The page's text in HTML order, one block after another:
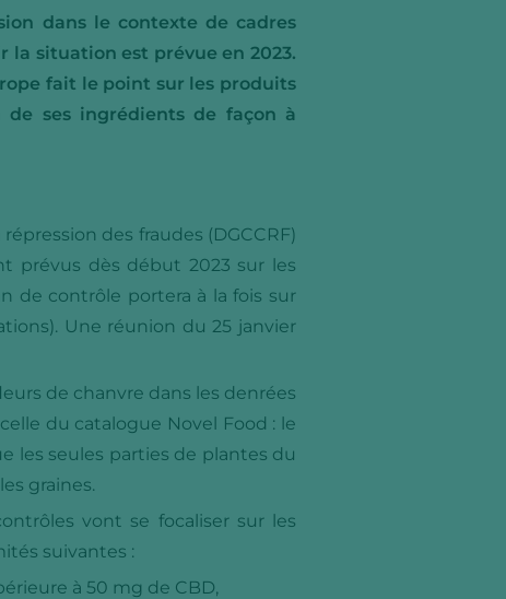
dans le contexte de cadres
la situation est prévue en 2023.
fait le point sur les produits
de ses ingrédients de façon à
des fraudes (DGCCRF)
prévus dès début 2023 sur les
de contrôle portera à la fois sur
Une réunion du 25 janvier
de chanvre dans les denrées
du catalogue Novel Food : le
les seules parties de plantes du
graines.
vont se focaliser sur les
suivantes :
à 50 mg de CBD,